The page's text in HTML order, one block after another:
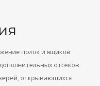
полок и ящиков
отсеков
открывающихся